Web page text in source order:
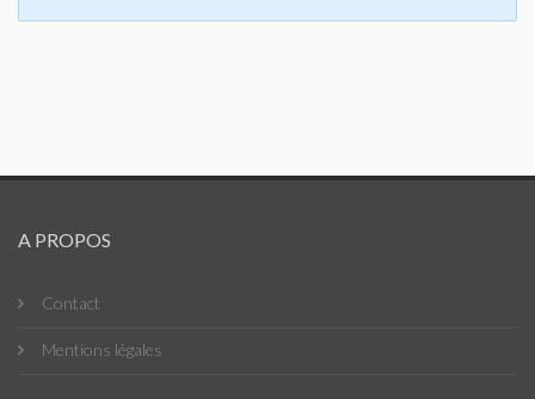
A PROPOS
Contact
Mentions légales